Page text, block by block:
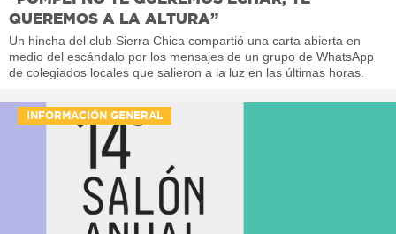
QUEREMOS A LA ALTURA”
Un hincha del club Sierra Chica compartió una carta abierta en
medio del escándalo por los mensajes de un grupo de WhatsApp
de colegiados locales que salieron a la luz en las últimas horas.
INFORMACIÓN GENERAL